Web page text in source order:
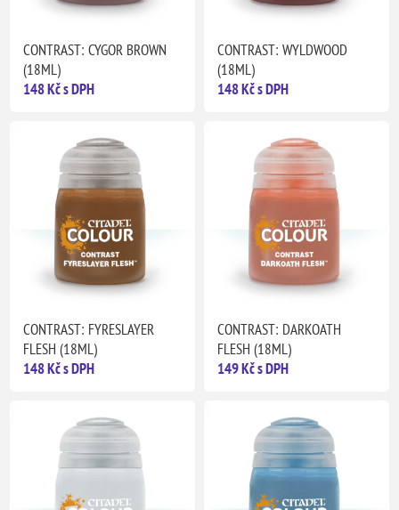
CONTRAST: CYGOR BROWN
(18ML)
148 Kč s DPH
CONTRAST: WYLDWOOD
(18ML)
148 Kč s DPH
CONTRAST: FYRESLAYER
FLESH (18ML)
148 Kč s DPH
CONTRAST: DARKOATH
FLESH (18ML)
149 Kč s DPH